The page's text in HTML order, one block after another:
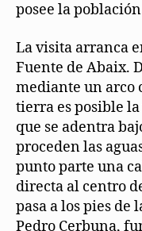
posee la
La visita arranca
Fuente de Abaix.
mediante un arco
tierra es posible
que se adentra
proceden las
punto parte una
directa al centro
pasa a los pies de
Pedro Cerbuna,